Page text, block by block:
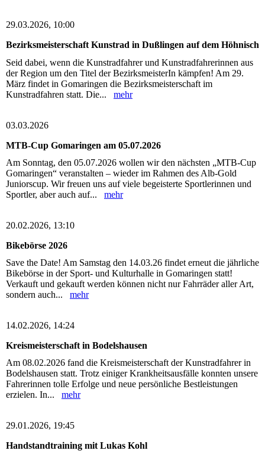
29.03.2026, 10:00
Bezirksmeisterschaft Kunstrad in Dußlingen auf dem Höhnisch
Seid dabei, wenn die Kunstradfahrer und Kunstradfahrerinnen aus
der Region um den Titel der BezirksmeisterIn kämpfen! Am 29.
März findet in Gomaringen die Bezirksmeisterschaft im
Kunstradfahren statt. Die... mehr
03.03.2026
MTB-Cup Gomaringen am 05.07.2026
Am Sonntag, den 05.07.2026 wollen wir den nächsten „MTB-Cup
Gomaringen“ veranstalten – wieder im Rahmen des Alb-Gold
Juniorscup. Wir freuen uns auf viele begeisterte Sportlerinnen und
Sportler, aber auch auf... mehr
20.02.2026, 13:10
Bikebörse 2026
Save the Date! Am Samstag den 14.03.26 findet erneut die jährliche
Bikebörse in der Sport- und Kulturhalle in Gomaringen statt!
Verkauft und gekauft werden können nicht nur Fahrräder aller Art,
sondern auch... mehr
14.02.2026, 14:24
Kreismeisterschaft in Bodelshausen
Am 08.02.2026 fand die Kreismeisterschaft der Kunstradfahrer in
Bodelshausen statt. Trotz einiger Krankheitsausfälle konnten unsere
Fahrerinnen tolle Erfolge und neue persönliche Bestleistungen
erzielen. In... mehr
29.01.2026, 19:45
Handstandtraining mit Lukas Kohl